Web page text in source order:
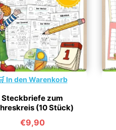
In den Warenkorb
Steckbriefe zum
(10 Stück)
€9,90